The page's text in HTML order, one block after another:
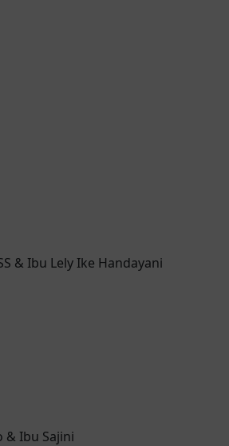
& Ibu Lely Ike Handayani
& Ibu Sajini